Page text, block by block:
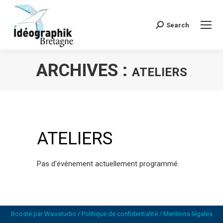
Recherche
Search
ARCHIVES : ATELIERS
ATELIERS
Pas d'événement actuellement programmé.
Boosté par Waostudio / Politique de confidentialité/ Mentions légales